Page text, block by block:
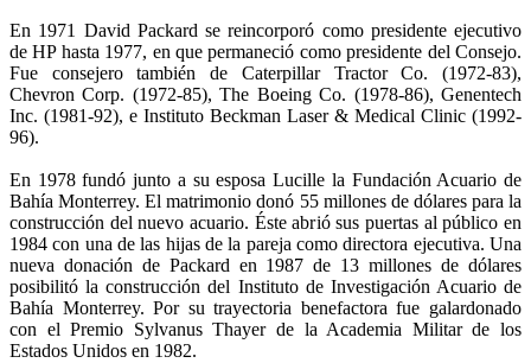
En 1971 David Packard se reincorporó como presidente ejecutivo
de HP hasta 1977, en que permaneció como presidente del Consejo.
Fue consejero también de Caterpillar Tractor Co. (1972-83),
Chevron Corp. (1972-85), The Boeing Co. (1978-86), Genentech
Inc. (1981-92), e Instituto Beckman Laser & Medical Clinic (1992-
96).
En 1978 fundó junto a su esposa Lucille la Fundación Acuario de
Bahía Monterrey. El matrimonio donó 55 millones de dólares para la
construcción del nuevo acuario. Éste abrió sus puertas al público en
1984 con una de las hijas de la pareja como directora ejecutiva. Una
nueva donación de Packard en 1987 de 13 millones de dólares
posibilitó la construcción del Instituto de Investigación Acuario de
Bahía Monterrey. Por su trayectoria benefactora fue galardonado
con el Premio Sylvanus Thayer de la Academia Militar de los
Estados Unidos en 1982.